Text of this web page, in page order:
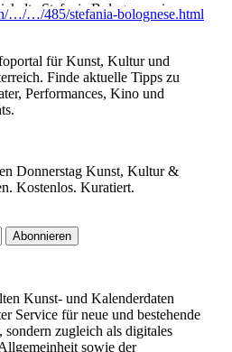
Stefania Bolognese eine
In ihrem Werk vereint sie ihre
– Englische Suite Nr. 2“
in abstrakte,
Der Rhythmus der Noten wird
den gezielten Einsatz von Licht,
Draht, Glas, Papier und
porta, die diesen drei letzten
genau diese Geburt, die das
Der Verlauf der Mosaiksteine
ICH HABE BACH’S
anderes Ich befreit! Und so
zeitgenössischen und
Teil von mir… sie ist in jedem
und ich hoffe, sie wird nie
…/…/485/stefania-bolognese.html
für Kunst, Kultur und
Finde aktuelle Tipps zu
Performances, Kino und
Donnerstag Kunst, Kultur &
Kostenlos. Kuratiert.
Abonnieren
Kunst- und Kalenderdaten
Service für neue und bestehende
sondern zugleich als digitales
sowie der